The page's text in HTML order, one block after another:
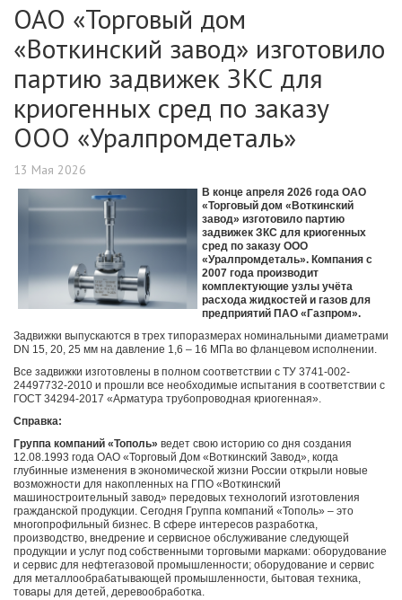
ОАО «Торговый дом
«Воткинский завод» изготовило
партию задвижек ЗКС для
криогенных сред по заказу
ООО «Уралпромдеталь»
13 Мая 2026
В конце апреля 2026 года ОАО
«Торговый дом «Воткинский
завод» изготовило партию
задвижек ЗКС для криогенных
сред по заказу ООО
«Уралпромдеталь». Компания с
2007 года производит
комплектующие узлы учёта
расхода жидкостей и газов для
предприятий ПАО «Газпром».
Задвижки выпускаются в трех типоразмерах номинальными диаметрами
DN 15, 20, 25 мм на давление 1,6 – 16 МПа во фланцевом исполнении.
Все задвижки изготовлены в полном соответствии с ТУ 3741-002-
24497732-2010 и прошли все необходимые испытания в соответствии с
ГОСТ 34294-2017 «Арматура трубопроводная криогенная».
Справка:
Группа компаний «Тополь» ведет свою историю со дня создания
12.08.1993 года ОАО «Торговый Дом «Воткинский Завод», когда
глубинные изменения в экономической жизни России открыли новые
возможности для накопленных на ГПО «Воткинский
машиностроительный завод» передовых технологий изготовления
гражданской продукции. Сегодня Группа компаний «Тополь» – это
многопрофильный бизнес. В сфере интересов разработка,
производство, внедрение и сервисное обслуживание следующей
продукции и услуг под собственными торговыми марками: оборудование
и сервис для нефтегазовой промышленности; оборудование и сервис
для металлообрабатывающей промышленности, бытовая техника,
товары для детей, деревообработка.